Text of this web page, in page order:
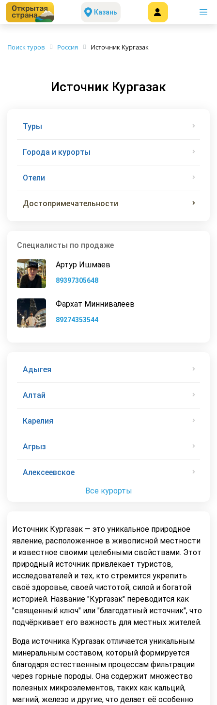
Казань
Поиск туров Россия Источник Кургазак
Источник Кургазак
Туры
Города и курорты
Отели
Достопримечательности
Специалисты по продаже
Артур Ишмаев
89397305648
Фархат Миннивалеев
89274353544
Адыгея
Алтай
Карелия
Агрыз
Алексеевское
Все курорты
Источник Кургазак — это уникальное природное
явление, расположенное в живописной местности
и известное своими целебными свойствами. Этот
природный источник привлекает туристов,
исследователей и тех, кто стремится укрепить
своё здоровье, своей чистотой, силой и богатой
историей. Название "Кургазак" переводится как
"священный ключ" или "благодатный источник", что
подчёркивает его важность для местных жителей.
Вода источника Кургазак отличается уникальным
минеральным составом, который формируется
благодаря естественным процессам фильтрации
через горные породы. Она содержит множество
полезных микроэлементов, таких как кальций,
магний, железо и другие, что делает её особенно